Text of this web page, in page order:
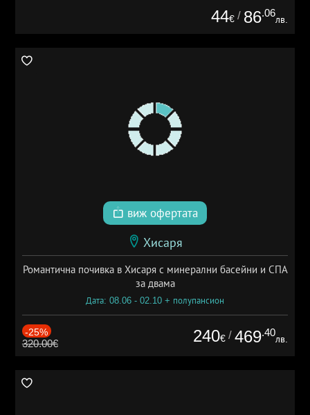
44€ / 86.06
лв.
виж офертата
Хисаря
Романтична почивка в Хисаря с минерални басейни и СПА
за двама
Дата: 08.06 - 02.10 + полупансион
-25%
320.00€ 240€ / 469.40
лв.